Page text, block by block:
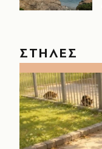
ΣΤΗΛΕΣ